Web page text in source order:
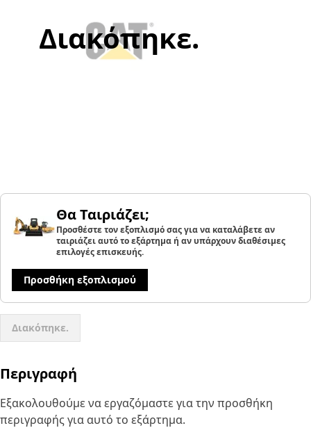
Διακόπηκε.
Θα Ταιριάζει;
Προσθέστε τον εξοπλισμό σας για να καταλάβετε αν
ταιριάζει αυτό το εξάρτημα ή αν υπάρχουν διαθέσιμες
επιλογές επισκευής.
Προσθήκη εξοπλισμού
Διακόπηκε.
Περιγραφή
Εξακολουθούμε να εργαζόμαστε για την προσθήκη
περιγραφής για αυτό το εξάρτημα.